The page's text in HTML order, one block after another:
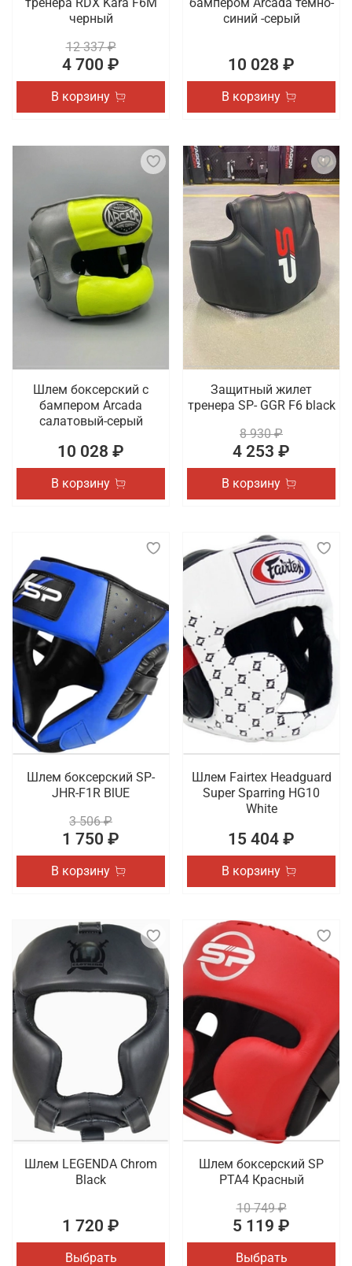
черный
12 337 ₽
4 700 ₽
В корзину
синий -серый
10 028 ₽
В корзину
Шлем боксерский с
бампером Arcada
салатовый-серый
10 028 ₽
В корзину
Защитный жилет
тренера SP- GGR F6 black
8 930 ₽
4 253 ₽
В корзину
Шлем боксерский SP-
JHR-F1R BlUE
3 506 ₽
1 750 ₽
В корзину
Шлем Fairtex Headguard
Super Sparring HG10
White
15 404 ₽
В корзину
Шлем LEGENDA Chrom
Black
1 720 ₽
Выбрать
Шлем боксерский SP
PTA4 Красный
10 749 ₽
5 119 ₽
Выбрать